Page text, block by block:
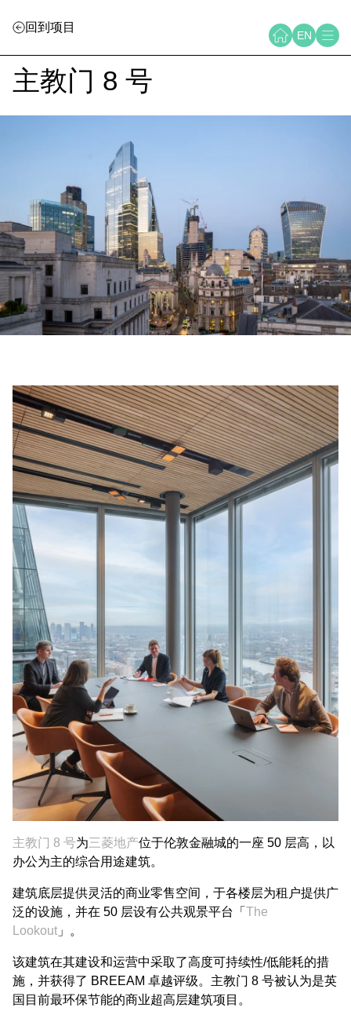
EN
回到项目
主教门 8 号
主教门 8 号为三菱地产位于伦敦金融城的一座 50 层高，以
办公为主的综合用途建筑。
建筑底层提供灵活的商业零售空间，于各楼层为租户提供广
泛的设施，并在 50 层设有公共观景平台「 The
Lookout 」。
该建筑在其建设和运营中采取了高度可持续性/低能耗的措
施，并获得了 BREEAM 卓越评级。主教门 8 号被认为是英
国目前最环保节能的商业超高层建筑项目。